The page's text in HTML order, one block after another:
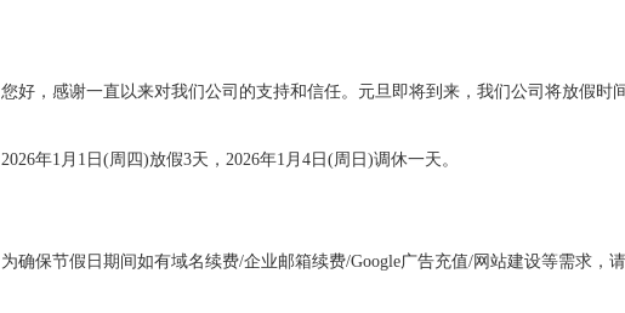
您好，感谢一直以来对我们公司的支持和信任。元旦即将到来，我们公司将放假时
2026年1月1日(周四)放假3天，2026年1月4日(周日)调休一天。
为确保节假日期间如有域名续费/企业邮箱续费/Google广告充值/网站建设等需求，